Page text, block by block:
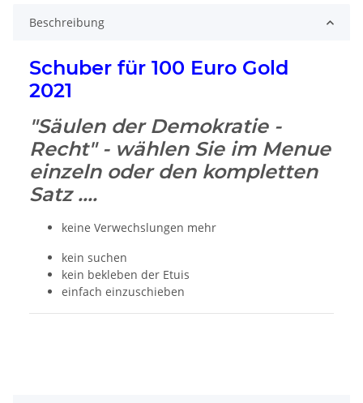
Beschreibung
Schuber für 100 Euro Gold
2021
"Säulen der Demokratie -
Recht" - wählen Sie im Menue
einzeln oder den kompletten
Satz ....
keine Verwechslungen mehr
kein suchen
kein bekleben der Etuis
einfach einzuschieben